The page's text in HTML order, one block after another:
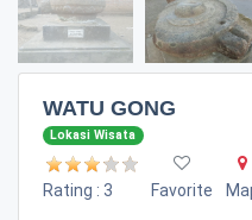
WATU GONG
Lokasi Wisata
Rating : 3 Favorite